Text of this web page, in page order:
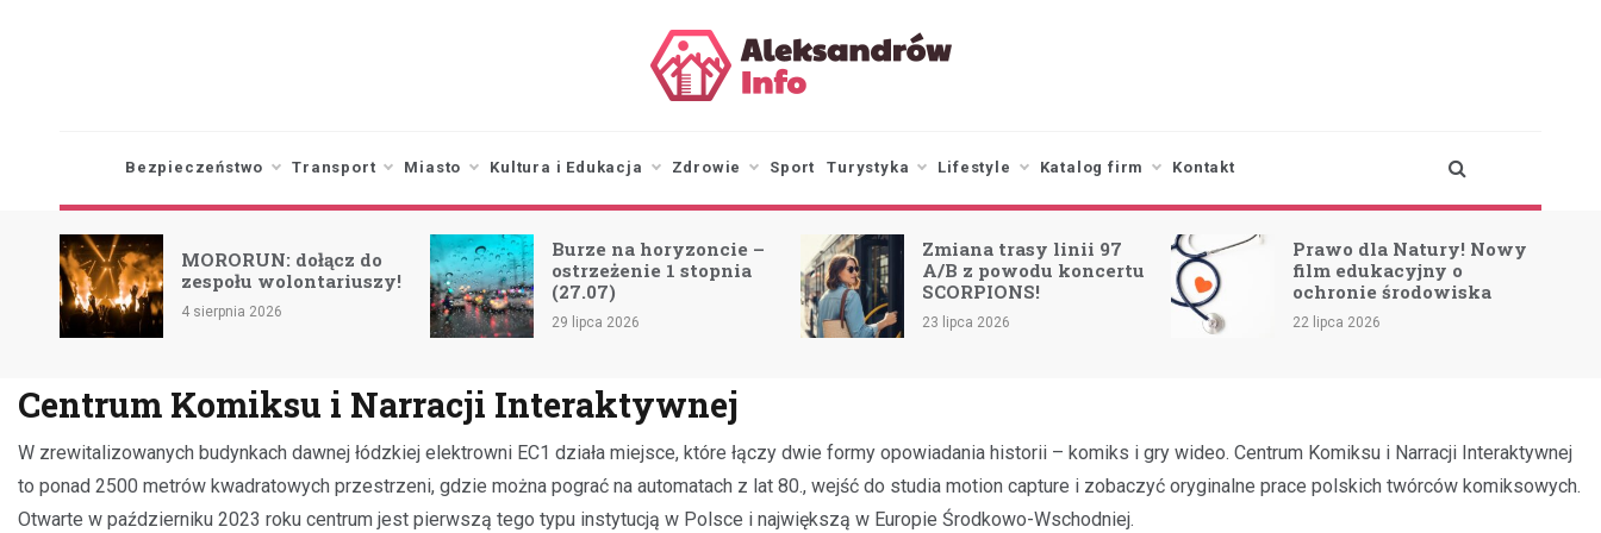
Bezpieczeństwo Transport Miasto Kultura i Edukacja Zdrowie Sport Turystyka Lifestyle Katalog firm Kontakt
MORORUN: dołącz do
zespołu wolontariuszy!
4 sierpnia 2026
Burze na horyzoncie –
ostrzeżenie 1 stopnia
(27.07)
29 lipca 2026
Zmiana trasy linii 97
A/B z powodu koncertu
SCORPIONS!
23 lipca 2026
Prawo dla Natury! Nowy
film edukacyjny o
ochronie środowiska
22 lipca 2026
Centrum Komiksu i Narracji Interaktywnej
W zrewitalizowanych budynkach dawnej łódzkiej elektrowni EC1 działa miejsce, które łączy dwie formy opowiadania historii – komiks i gry wideo. Centrum Komiksu i Narracji Interaktywnej
to ponad 2500 metrów kwadratowych przestrzeni, gdzie można pograć na automatach z lat 80., wejść do studia motion capture i zobaczyć oryginalne prace polskich twórców komiksowych.
Otwarte w październiku 2023 roku centrum jest pierwszą tego typu instytucją w Polsce i największą w Europie Środkowo-Wschodniej.